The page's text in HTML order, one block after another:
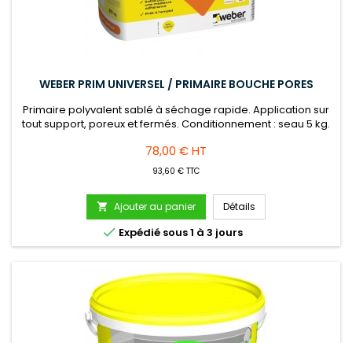
WEBER PRIM UNIVERSEL / PRIMAIRE BOUCHE PORES
Primaire polyvalent sablé à séchage rapide. Application sur
tout support, poreux et fermés. Conditionnement : seau 5 kg.
78,00 € HT
93,60 € TTC
 Ajouter au panier Détails
 Expédié sous 1 à 3 jours